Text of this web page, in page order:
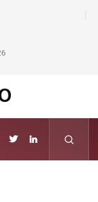
50 anos com 14
varejistas de